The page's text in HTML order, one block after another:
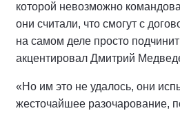
которой невозможно
они считали, что смогут с
на самом деле просто
акцентировал Дмитрий
«Но им это не удалось, они
жесточайшее разочарование,